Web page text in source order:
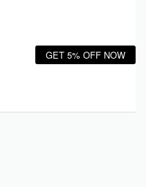
GET 5% OFF NOW